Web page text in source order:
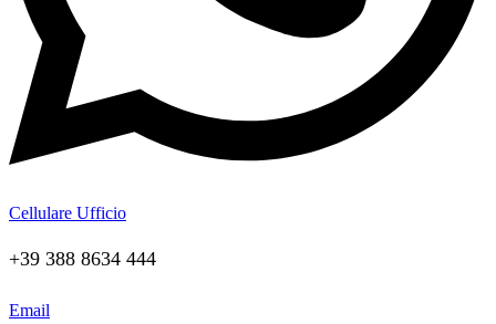
Cellulare Ufficio
+39 388 8634 444
Email